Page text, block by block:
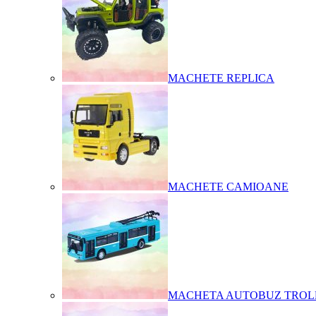
MACHETE REPLICA
MACHETE CAMIOANE
MACHETA AUTOBUZ